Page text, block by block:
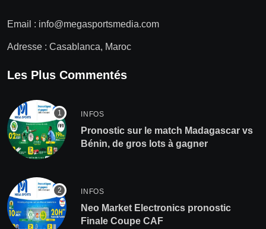
Email : info@megasportsmedia.com
Adresse : Casablanca, Maroc
Les Plus Commentés
INFOS
Pronostic sur le match Madagascar vs
Bénin, de gros lots à gagner
INFOS
Neo Market Electronics pronostic
Finale Coupe CAF